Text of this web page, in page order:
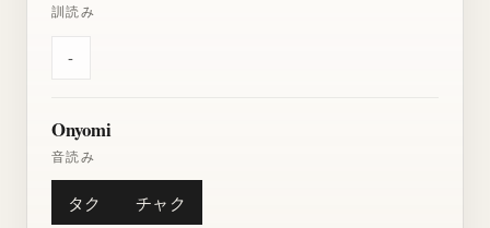
訓読み
-
Onyomi
音読み
タク チャク